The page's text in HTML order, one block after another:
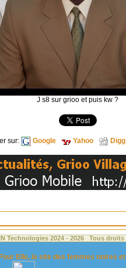
J s8 sur grioo et puis kw ?
sur: Google Yahoo Digg
Technologies 2024 - 2026 Tous droits
Elle, le site des femmes noires